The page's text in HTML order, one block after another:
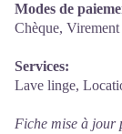
Modes de
Chèque, Virement
Services:
Lave linge,
Fiche mise à jour